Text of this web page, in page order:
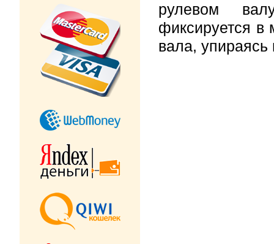
рулевом
фиксируется в
вала,